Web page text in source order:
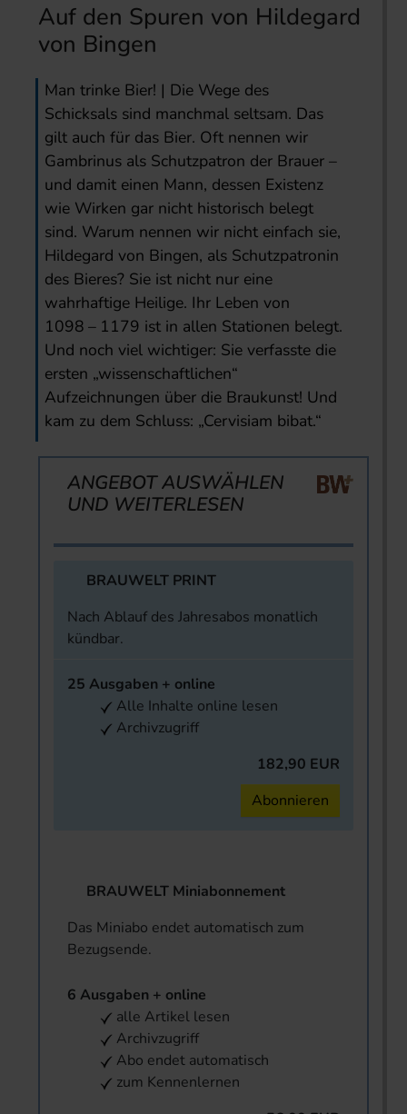
Auf den Spuren von Hildegard
von Bingen
Man trinke Bier! | Die Wege des
Schicksals sind manchmal seltsam. Das
gilt auch für das Bier. Oft nennen wir
Gambrinus als Schutzpatron der Brauer –
und damit einen Mann, dessen Existenz
wie Wirken gar nicht historisch belegt
sind. Warum nennen wir nicht einfach sie,
Hildegard von Bingen, als Schutzpatronin
des Bieres? Sie ist nicht nur eine
wahrhaftige Heilige. Ihr Leben von
1098 – 1179 ist in allen Stationen belegt.
Und noch viel wichtiger: Sie verfasste die
ersten „wissenschaftlichen“
Aufzeichnungen über die Braukunst! Und
kam zu dem Schluss: „Cervisiam bibat.“
ANGEBOT AUSWÄHLEN
UND WEITERLESEN
BRAUWELT PRINT
Nach Ablauf des Jahresabos monatlich
kündbar.
25 Ausgaben + online
Alle Inhalte online lesen
Archivzugriff
182,90 EUR
Abonnieren
BRAUWELT Miniabonnement
Das Miniabo endet automatisch zum
Bezugsende.
6 Ausgaben + online
alle Artikel lesen
Archivzugriff
Abo endet automatisch
zum Kennenlernen